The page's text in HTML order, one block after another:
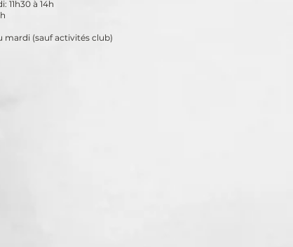
11h30 à 14h
mardi (sauf activités club)